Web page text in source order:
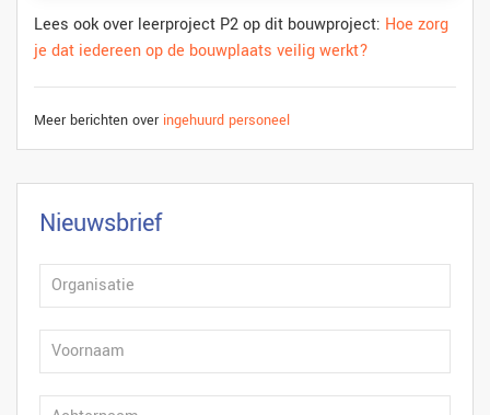
Lees ook over leerproject P2 op dit bouwproject: Hoe zorg
je dat iedereen op de bouwplaats veilig werkt?
Meer berichten over ingehuurd personeel
Nieuwsbrief